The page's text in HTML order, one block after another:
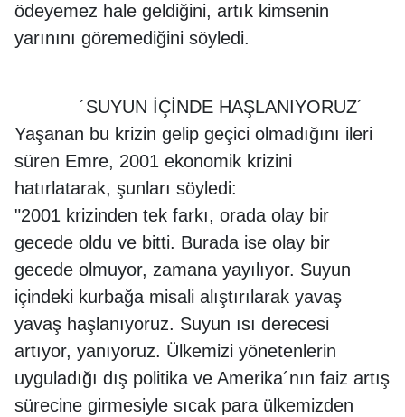
ödeyemez hale geldiğini, artık kimsenin
yarınını göremediğini söyledi.
´SUYUN İÇİNDE HAŞLANIYORUZ´
Yaşanan bu krizin gelip geçici olmadığını ileri
süren Emre, 2001 ekonomik krizini
hatırlatarak, şunları söyledi:
"2001 krizinden tek farkı, orada olay bir
gecede oldu ve bitti. Burada ise olay bir
gecede olmuyor, zamana yayılıyor. Suyun
içindeki kurbağa misali alıştırılarak yavaş
yavaş haşlanıyoruz. Suyun ısı derecesi
artıyor, yanıyoruz. Ülkemizi yönetenlerin
uyguladığı dış politika ve Amerika´nın faiz artış
sürecine girmesiyle sıcak para ülkemizden